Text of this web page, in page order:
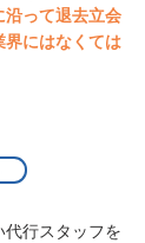
沿って退去立会
界にはなくては
行スタッフを